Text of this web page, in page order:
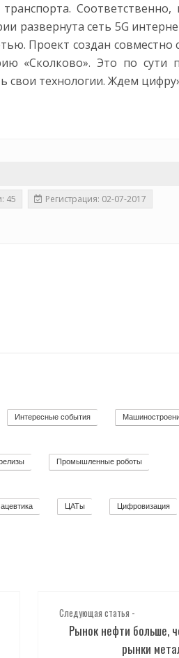
развернута сеть 5G
Проект создан совместно
«Сколково». Это по сути
свои технологии. Ждем
45 Регистрация: 02-07-2017
Интересные события
Промышленные роботы
ЦАТы Цифровизация
Следующая статья -
Рынок нефти больше,
рынки